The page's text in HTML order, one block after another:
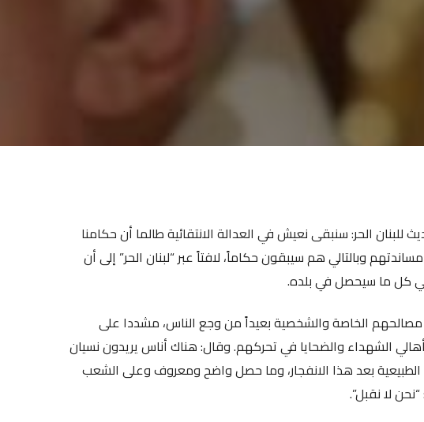
الحر: سنبقى نعيش في العدالة الانتقائية طالما أن حكامنا
وبالتالي هم سيبقون حكاماً، لافتاً عبر “لبنان الحر” إلى أن
في كل ما سيحصل في بلده.
الخاصة والشخصية بعيداً من وجع الناس، مشددا على
الشهداء والضحايا في تحركهم. وقال: هناك أناس يريدون نسيان
الطبيعية بعد هذا الانفجار، وما حصل واضح ومعروف وعلى الشعب
لا نقبل”.